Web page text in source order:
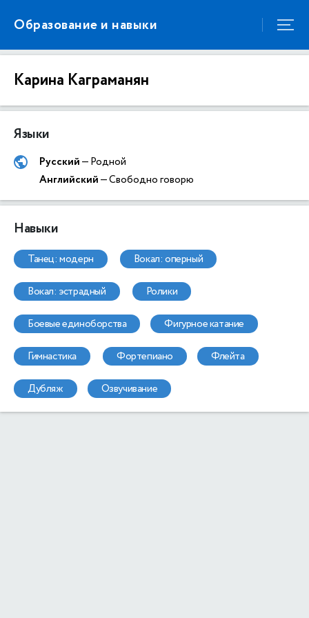
Образование и навыки
Карина Каграманян
Языки
Русский— Родной
Английский— Свободно говорю
Навыки
танец: модерн вокал: оперный
вокал: эстрадный ролики
боевые единоборства фигурное катание
гимнастика фортепиано флейта
дубляж озвучивание